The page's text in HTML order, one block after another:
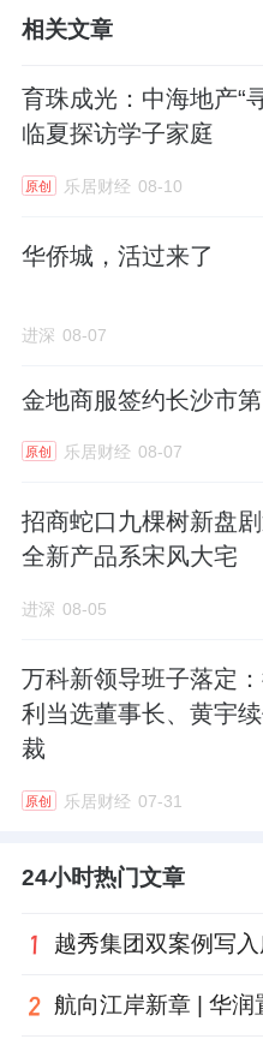
3、扬州新房房价稳中
0.5%-1%之间，同比
在国家统计局公布的
扬州的房价变动幅度
间。（六月数据暂未公
从新房来看，2月处于
要是学区房带动了一
回落。
整体趋势看扬州的房
且向上的状态。
据统计，自2019年，
除了2020年2月，受疫
零涨幅，从2020年2月
目前，扬州的房价邗
㎡，广陵区16074元/
7994元/㎡。
相关文章
育珠成光：中海地产“
临夏探访学子家庭
原创 乐居财经 08-10
华侨城，活过来了
进深 08-07
金地商服签约长沙市
原创 乐居财经 08-07
招商蛇口九棵树新盘剧
全新产品系宋风大宅
进深 08-05
万科新领导班子落定
利当选董事长、黄宇
裁
原创 乐居财经 07-31
24小时热门文章